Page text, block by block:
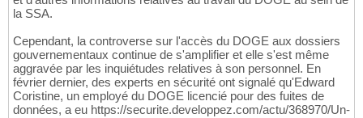
la SSA.
Cependant, la controverse sur l'accès du DOGE aux dossiers
gouvernementaux continue de s'amplifier et elle s'est même
aggravée par les inquiétudes relatives à son personnel. En
février dernier, des experts en sécurité ont signalé qu'Edward
Coristine, un employé du DOGE licencié pour des fuites de
données, a eu https://securite.developpez.com/actu/368970/Un-